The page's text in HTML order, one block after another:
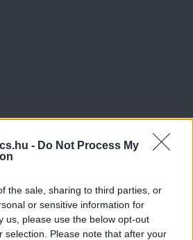
- Do Not Process My
the sale, sharing to third parties, or
or sensitive information for
us, please use the below opt-out
selection. Please note that after your